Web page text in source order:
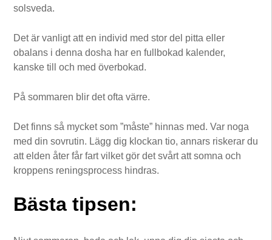
solsveda.
Det är vanligt att en individ med stor del pitta eller
obalans i denna dosha har en fullbokad kalender,
kanske till och med överbokad.
På sommaren blir det ofta värre.
Det finns så mycket som ”måste” hinnas med. Var noga
med din sovrutin. Lägg dig klockan tio, annars riskerar du
att elden åter får fart vilket gör det svårt att somna och
kroppens reningsprocess hindras.
Bästa tipsen: